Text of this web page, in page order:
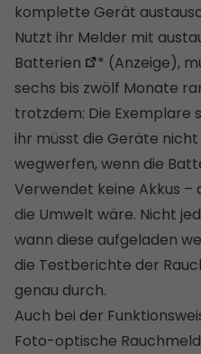
komplette Gerät
Nutzt ihr Melder mit
Batterien
* (Anzeige),
sechs bis zwölf Monate
trotzdem: Die Exemplare
ihr müsst die Geräte
wegwerfen, wenn die
Verwendet keine Akkus –
die Umwelt wäre. Nicht
wann diese aufgeladen
die Testberichte der
genau durch.
Auch bei der
Foto-optische